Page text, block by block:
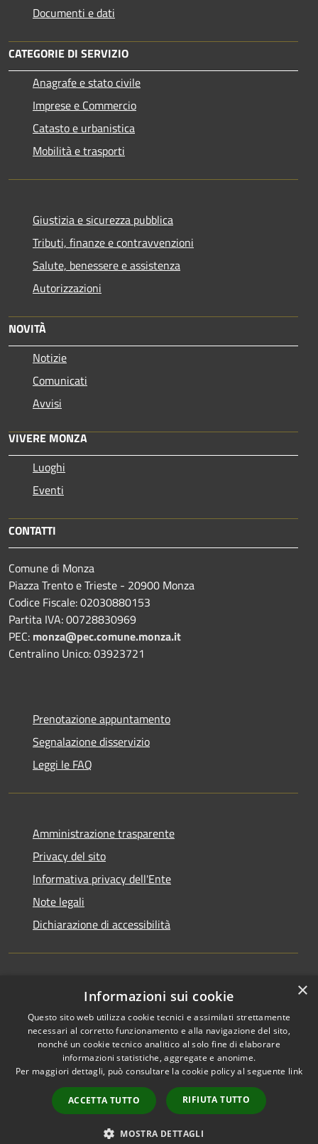
Documenti e dati
CATEGORIE DI SERVIZIO
Anagrafe e stato civile
Imprese e Commercio
Catasto e urbanistica
Mobilità e trasporti
Giustizia e sicurezza pubblica
Tributi, finanze e contravvenzioni
Salute, benessere e assistenza
Autorizzazioni
NOVITÀ
Notizie
Comunicati
Avvisi
VIVERE MONZA
Luoghi
Eventi
CONTATTI
Comune di Monza
Piazza Trento e Trieste - 20900 Monza
Codice Fiscale: 02030880153
Partita IVA: 00728830969
PEC: monza@pec.comune.monza.it
Centralino Unico: 03923721
Prenotazione appuntamento
Segnalazione disservizio
Leggi le FAQ
Amministrazione trasparente
Privacy del sito
Informativa privacy dell'Ente
Note legali
Dichiarazione di accessibilità
Newsletter
RSS
Accessibilità
Copyright © 2026 • Comune di
Municipium•
Accesso
redazione
×
Informazioni sui cookie
Questo sito web utilizza cookie tecnici e assimilati strettamente
necessari al corretto funzionamento e alla navigazione del sito,
nonché un cookie tecnico analitico al solo fine di elaborare
informazioni statistiche, aggregate e anonime.
Per maggiori dettagli, può consultare la cookie policy al seguente link
ACCETTA TUTTO RIFIUTA TUTTO
MOSTRA DETTAGLI